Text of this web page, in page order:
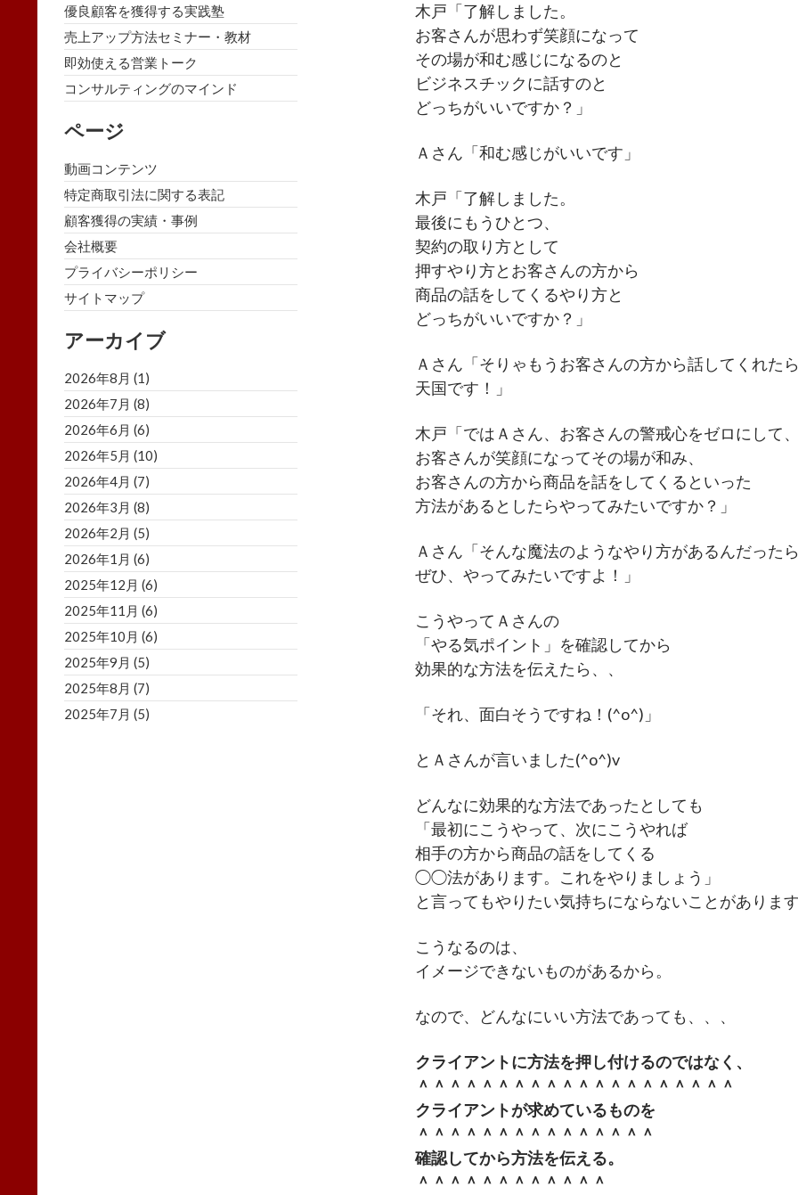
木戸「了解しました。
お客さんが思わず笑顔になって
その場が和む感じになるのと
ビジネスチックに話すのと
どっちがいいですか？」
Ａさん「和む感じがいいです」
木戸「了解しました。
最後にもうひとつ、
契約の取り方として
押すやり方とお客さんの方から
商品の話をしてくるやり方と
どっちがいいですか？」
Ａさん「そりゃもうお客さんの方から話してくれた
天国です！」
木戸「ではＡさん、お客さんの警戒心をゼロにして
お客さんが笑顔になってその場が和み、
お客さんの方から商品を話をしてくるといった
方法があるとしたらやってみたいですか？」
Ａさん「そんな魔法のようなやり方があるんだった
ぜひ、やってみたいですよ！」
こうやってＡさんの
「やる気ポイント」を確認してから
効果的な方法を伝えたら、、
「それ、面白そうですね！(^o^)」
とＡさんが言いました(^o^)v
どんなに効果的な方法であったとしても
「最初にこうやって、次にこうやれば
相手の方から商品の話をしてくる
◯◯法があります。これをやりましょう」
と言ってもやりたい気持ちにならないことがありま
こうなるのは、
イメージできないものがあるから。
なので、どんなにいい方法であっても、、、
クライアントに方法を押し付けるのではなく、
＾＾＾＾＾＾＾＾＾＾＾＾＾＾＾＾＾＾＾＾
クライアントが求めているものを
＾＾＾＾＾＾＾＾＾＾＾＾＾＾＾
確認してから方法を伝える。
＾＾＾＾＾＾＾＾＾＾＾＾
優良顧客を獲得する実践塾
売上アップ方法セミナー・教材
即効使える営業トーク
コンサルティングのマインド
ページ
動画コンテンツ
特定商取引法に関する表記
顧客獲得の実績・事例
会社概要
プライバシーポリシー
サイトマップ
アーカイブ
2026年8月 (1)
2026年7月 (8)
2026年6月 (6)
2026年5月 (10)
2026年4月 (7)
2026年3月 (8)
2026年2月 (5)
2026年1月 (6)
2025年12月 (6)
2025年11月 (6)
2025年10月 (6)
2025年9月 (5)
2025年8月 (7)
2025年7月 (5)